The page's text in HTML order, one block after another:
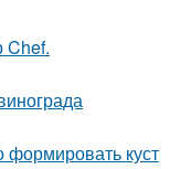
формировать куст